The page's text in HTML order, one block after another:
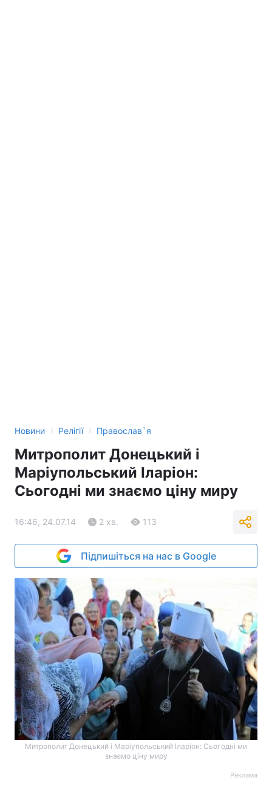
Новини › Релігії › Православ`я
Митрополит Донецький і
Маріупольський Іларіон:
Сьогодні ми знаємо ціну миру
16:46, 24.07.14 2 хв. 113
Підпишіться на нас в Google
Митрополит Донецький і Маріупольський Іларіон: Сьогодні ми
знаємо ціну миру
Реклама